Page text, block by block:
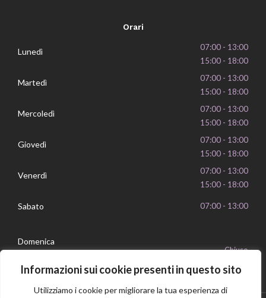
Informazioni sui cookie presenti in questo sito
Utilizziamo i cookie per migliorare la tua esperienza di
Orari
Lunedì
07:00 - 13:00
15:00 - 18:00
Martedì
07:00 - 13:00
15:00 - 18:00
Mercoledì
07:00 - 13:00
15:00 - 18:00
Giovedì
07:00 - 13:00
15:00 - 18:00
Venerdì
07:00 - 13:00
15:00 - 18:00
Sabato 07:00 - 13:00
Domenica
Chiuso